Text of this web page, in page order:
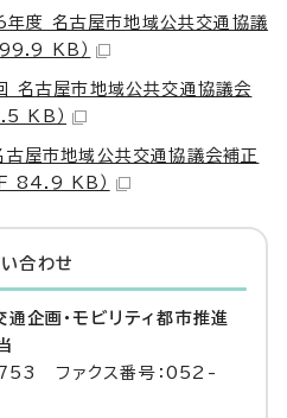
度 名古屋市地域公共交通協議
99.9 KB）
名古屋市地域公共交通協議会
KB）
古屋市地域公共交通協議会補正
84.9 KB）
合わせ
企画・モビリティ都市推進
ファクス番号：052-